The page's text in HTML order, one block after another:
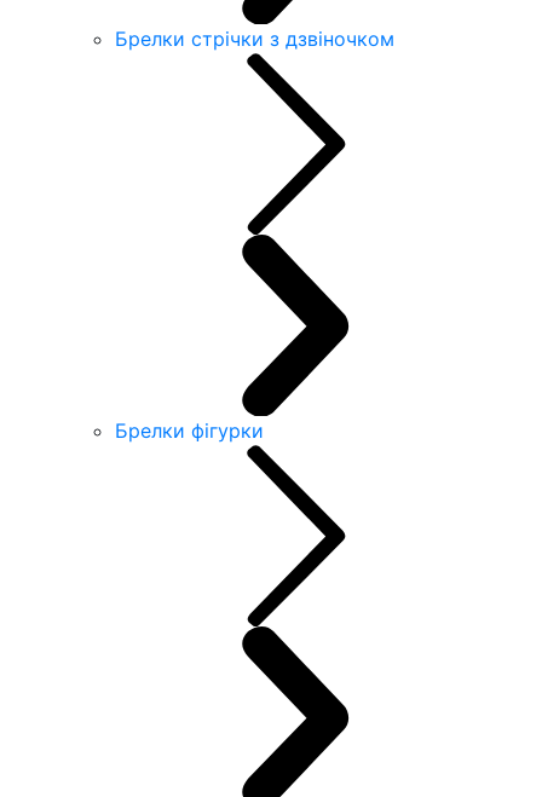
Брелки стрічки з дзвіночком
Брелки фігурки